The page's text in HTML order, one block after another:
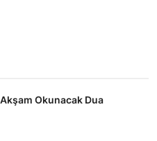
Okunacak Dua